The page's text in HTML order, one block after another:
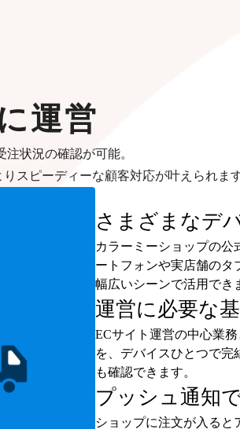
運営
状況の確認が可能。
スピーディーな顧客対応が叶えられます
さまざまなデ
カラーミーショップの公
ートフォンや実店舗のタ
幅広いシーンで活用でき
運営に必要な
ECサイト運営の中心業
を、デバイスひとつで完
も確認できます。
プッシュ通知
ショップに注文が入ると